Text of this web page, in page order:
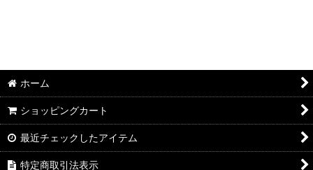
長袖シャツ：和柄
長袖シャツ：アメカジ・他
ジャケット：アメカジ・他
ホーム
ショッピングカート
最近チェックしたアイテム
特定商取引法表示